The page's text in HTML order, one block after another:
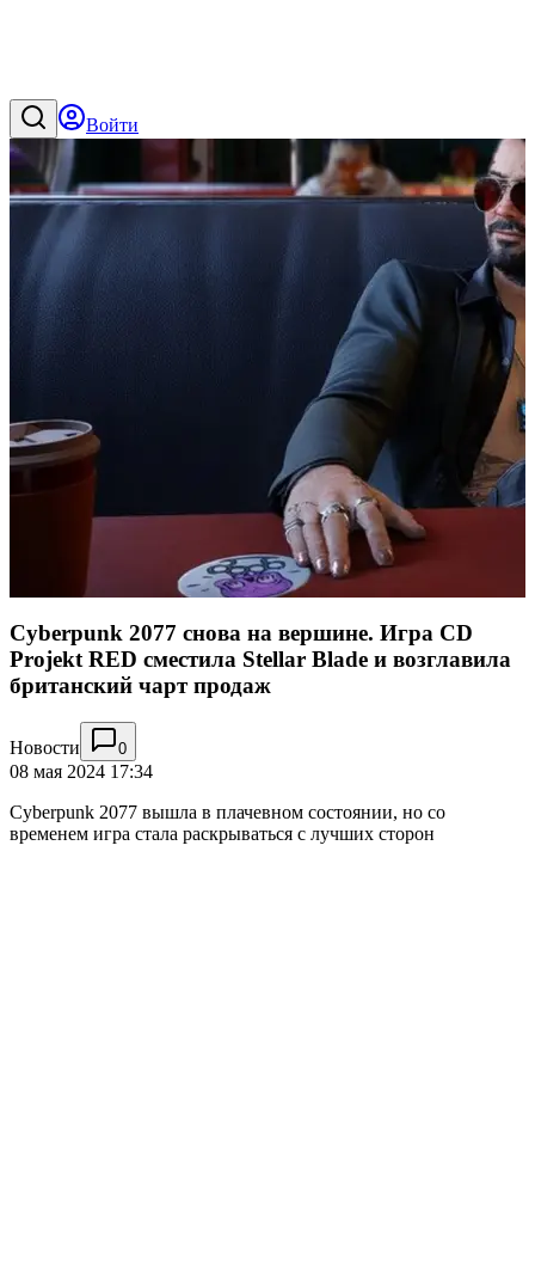
Войти
Cyberpunk 2077 снова на вершине. Игра CD
Projekt RED сместила Stellar Blade и возглавила
британский чарт продаж
Новости 0
08 мая 2024 17:34
Cyberpunk 2077 вышла в плачевном состоянии, но со
временем игра стала раскрываться с лучших сторон